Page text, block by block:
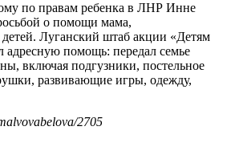
по правам ребенка в ЛНР Инне
о помощи мама,
Луганский штаб акции «Детям
адресную помощь: передал семье
включая подгузники, постельное
развивающие игры, одежду,
2705